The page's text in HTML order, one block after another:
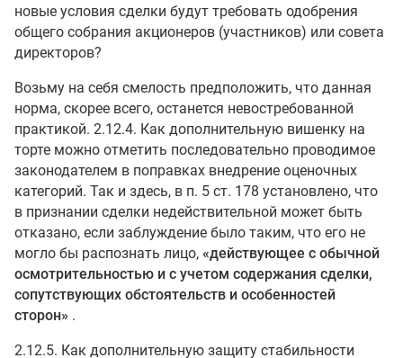
новые условия сделки будут требовать одобрения
общего собрания акционеров (участников) или совета
директоров?
Возьму на себя смелость предположить, что данная
норма, скорее всего, останется невостребованной
практикой. 2.12.4. Как дополнительную вишенку на
торте можно отметить последовательно проводимое
законодателем в поправках внедрение оценочных
категорий. Так и здесь, в п. 5 ст. 178 установлено, что
в признании сделки недействительной может быть
отказано, если заблуждение было таким, что его не
могло бы распознать лицо, «действующее с обычной
осмотрительностью и с учетом содержания сделки,
сопутствующих обстоятельств и особенностей
сторон» .
2.12.5. Как дополнительную защиту стабильности